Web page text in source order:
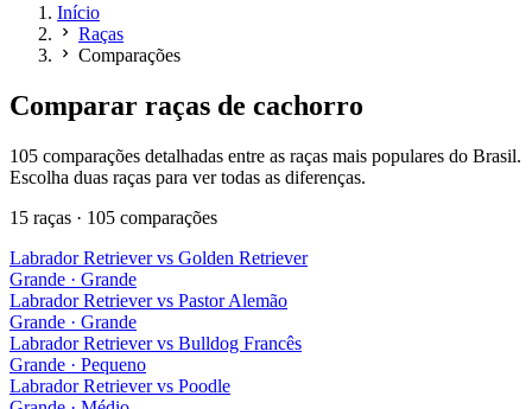
Início
Raças
Comparações
Comparar raças de cachorro
105 comparações detalhadas entre as raças mais populares do Brasil.
Escolha duas raças para ver todas as diferenças.
15 raças · 105 comparações
Labrador Retriever vs Golden Retriever
Grande · Grande
Labrador Retriever vs Pastor Alemão
Grande · Grande
Labrador Retriever vs Bulldog Francês
Grande · Pequeno
Labrador Retriever vs Poodle